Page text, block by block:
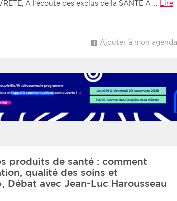
A l’écoute des exclus de la SANTÉ A… Lire
Ajouter à mon agenda
produits de santé : comment
qualité des soins et
Débat avec Jean-Luc Harousseau